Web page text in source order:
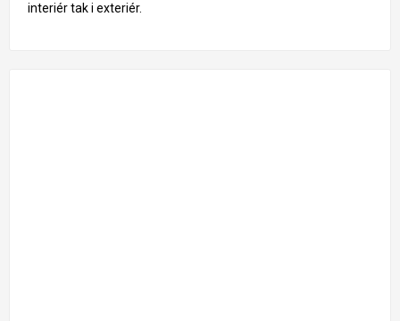
interiér tak i exteriér.